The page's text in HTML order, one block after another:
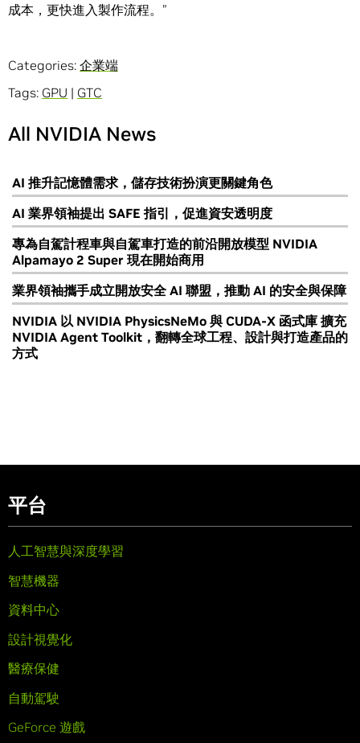
成本，更快進入製作流程。”
Categories: 企業端
Tags: GPU | GTC
All NVIDIA News
AI 推升記憶體需求，儲存技術扮演更關鍵角色
AI 業界領袖提出 SAFE 指引，促進資安透明度
專為自駕計程車與自駕車打造的前沿開放模型 NVIDIA
Alpamayo 2 Super 現在開始商用
業界領袖攜手成立開放安全 AI 聯盟，推動 AI 的安全與保障
NVIDIA 以 NVIDIA PhysicsNeMo 與 CUDA-X 函式庫 擴充
NVIDIA Agent Toolkit，翻轉全球工程、設計與打造產品的
方式
平台
人工智慧與深度學習
智慧機器
資料中心
設計視覺化
醫療保健
自動駕駛
GeForce 遊戲